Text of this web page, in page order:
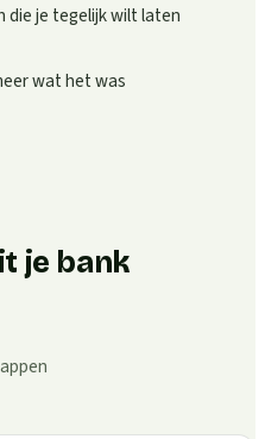
die je tegelijk wilt laten
wat het was
je bank